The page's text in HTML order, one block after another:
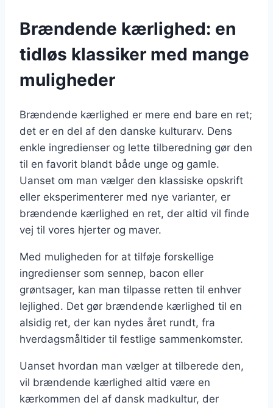
Brændende kærlighed: en
tidløs klassiker med mange
muligheder
Brændende kærlighed er mere end bare en ret;
det er en del af den danske kulturarv. Dens
enkle ingredienser og lette tilberedning gør den
til en favorit blandt både unge og gamle.
Uanset om man vælger den klassiske opskrift
eller eksperimenterer med nye varianter, er
brændende kærlighed en ret, der altid vil finde
vej til vores hjerter og maver.
Med muligheden for at tilføje forskellige
ingredienser som sennep, bacon eller
grøntsager, kan man tilpasse retten til enhver
lejlighed. Det gør brændende kærlighed til en
alsidig ret, der kan nydes året rundt, fra
hverdagsmåltider til festlige sammenkomster.
Uanset hvordan man vælger at tilberede den,
vil brændende kærlighed altid være en
kærkommen del af dansk madkultur, der